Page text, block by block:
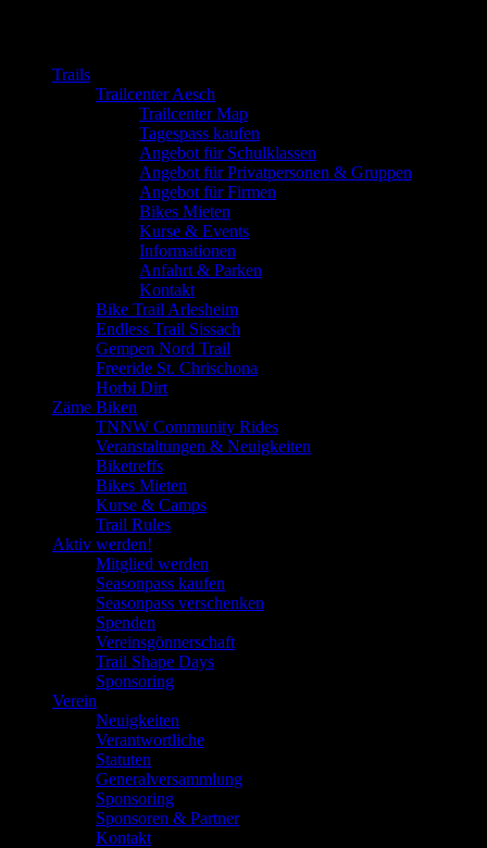
Trails
Trailcenter Aesch
Trailcenter Map
Tagespass kaufen
Angebot für Schulklassen
Angebot für Privatpersonen & Gruppen
Angebot für Firmen
Bikes Mieten
Kurse & Events
Informationen
Anfahrt & Parken
Kontakt
Bike Trail Arlesheim
Endless Trail Sissach
Gempen Nord Trail
Freeride St. Chrischona
Horbi Dirt
Zäme Biken
TNNW Community Rides
Veranstaltungen & Neuigkeiten
Biketreffs
Bikes Mieten
Kurse & Camps
Trail Rules
Aktiv werden!
Mitglied werden
Seasonpass kaufen
Seasonpass verschenken
Spenden
Vereinsgönnerschaft
Trail Shape Days
Sponsoring
Verein
Neuigkeiten
Verantwortliche
Statuten
Generalversammlung
Sponsoring
Sponsoren & Partner
Kontakt